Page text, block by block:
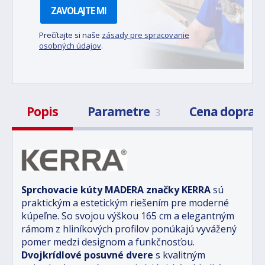
ZAVOLAJTE MI
Prečítajte si naše zásady pre spracovanie
osobných údajov.
Popis Parametre 3 Cena
Sprchovacie kúty MADERA značky KERRAsú
praktickým a estetickým riešením pre moderné
kúpeľne. So svojou výškou 165 cm a elegantným
rámom z hliníkových profilov ponúkajú vyvážený
pomer medzi designom a funkčnosťou.
Dvojkrídlové posuvné dvere s kvalitným